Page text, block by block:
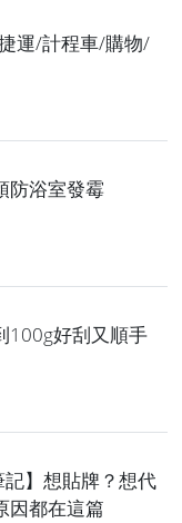
運/計程車/購物/
防浴室發霉
100g好刮又順手
記】想貼牌？想代
因都在這篇